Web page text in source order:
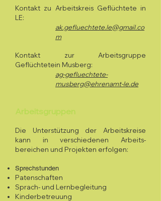
Kontakt zu Arbeitskreis Geflüchtete in
LE:
ak.gefluechtete.le@gmail.co
m
Kontakt zur Arbeitsgruppe
Geflüchtetein Musberg:
ag-gefluechtete-
musberg@ehrenamt-le.de
Arbeitsgruppen
Die Unterstützung der Arbeitskreise
kann in verschiedenen Arbeits-
bereichen und Projekten erfolgen:
Sprechstunden
Patenschaften
Sprach- und Lernbegleitung
Kinderbetreuung